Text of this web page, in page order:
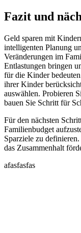
Fazit und
Geld sparen mit
intelligenten Planung
Veränderungen im
Entlastungen bringen
für die Kinder
ihrer Kinder
auswählen. Probieren
bauen Sie Schritt für
Für den nächsten
Familienbudget
Sparziele zu
das Zusammenhalt
afasfasfas